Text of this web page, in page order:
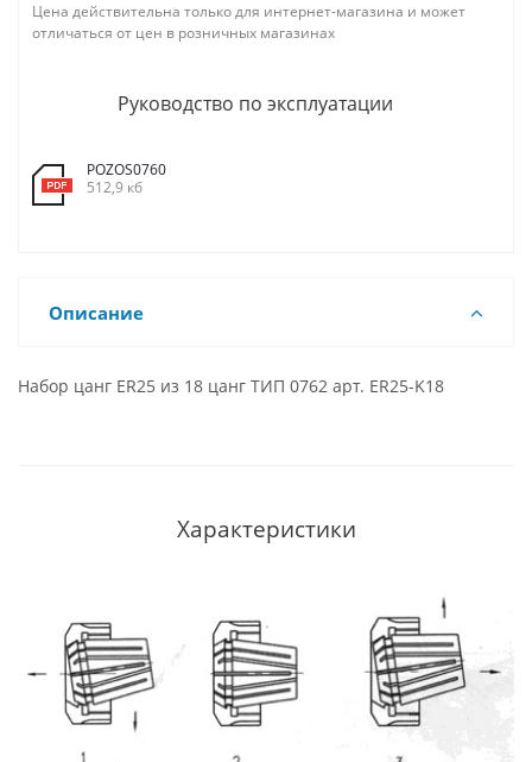
Цена действительна только для интернет-магазина и может
отличаться от цен в розничных магазинах
Руководство по эксплуатации
POZOS0760
512,9 кб
Описание
Набор цанг ER25 из 18 цанг ТИП 0762 арт. ER25-K18
Характеристики